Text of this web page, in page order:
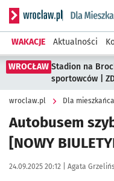
Serwis informacyjny
WAKACJE Aktualności
WROCŁAW Stadion na
sportowców |
wroclaw.pl Dla mieszkańca
Autobusem
[NOWY
Data publikacji:
24.09.2025 20:12 | Autor:
Agata